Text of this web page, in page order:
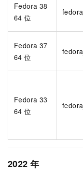
Fedora 38
64 位
Fedora 37
64 位
Fedora 33
64 位
2022 年